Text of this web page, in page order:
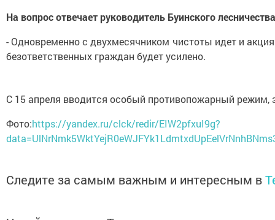
На вопрос отвечает руководитель Буинского
- Одновременно с двухмесячником чистоты идет и
безответственных граждан будет усилено.
С 15 апреля вводится особый противопожарный режим,
Фото:https://yandex.ru/clck/redir/EIW2pfxuI9g?
Следите за самым важным и интересным в